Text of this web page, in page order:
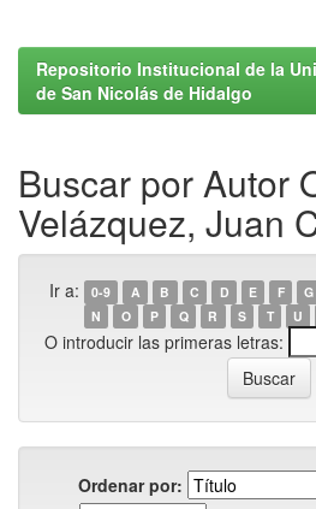
Repositorio Institucional de la
de San Nicolás de Hidalgo
Buscar por Autor
Velázquez, Juan
Ir a: 0-9 A B C D E F G
N
O P Q R S T U
O introducir las primeras letras:
Ordenar por: